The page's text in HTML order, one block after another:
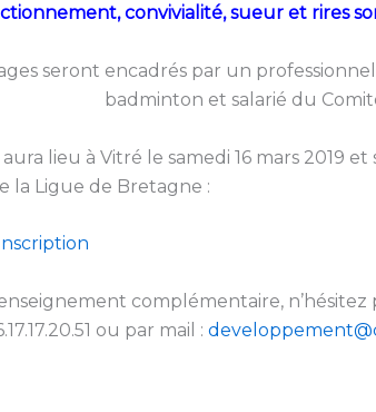
convivialité, sueur et rires
seront encadrés par un professionnel
badminton et salarié du
lieu à Vitré le samedi 16 mars 2019
la Ligue de Bretagne :
Inscription
complémentaire, n’hésitez
ou par mail :